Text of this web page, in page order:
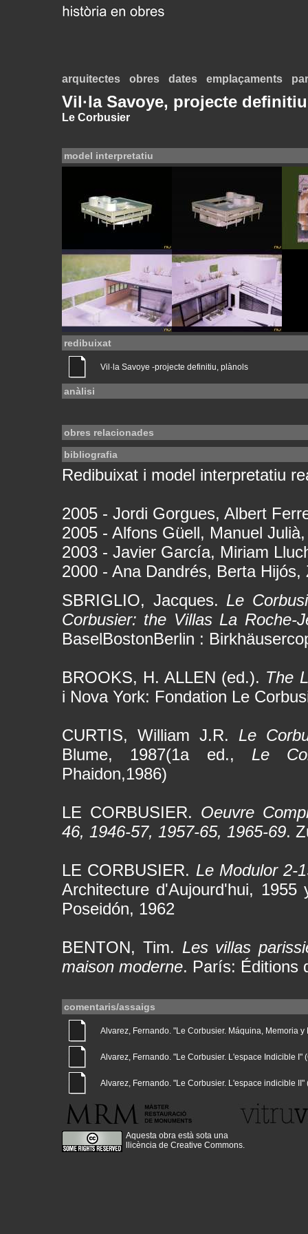
arquitectes obres dates emplaçaments
Vil·la Savoye, projecte definitiu
Le Corbusier
model interpretatiu
redibuixat
Vil·la Savoye -projecte definitiu, plànols
anàlisi
obres relacionades
bibliografia
Redibuixat i model interpretatiu
2005 - Jordi Gorgues, Albert
2005 - Alfons Güell, Manuel
2003 - Javier García, Miriam
2000 - Ana Dandrés, Berta Hijós,
SBRIGLIO, Jacques. Le
Corbusier: the Villas La Roche-
BaselBostonBerlin :
BROOKS, H. ALLEN (ed.). The
i Nova York: Fondation Le
CURTIS, William J.R. Le
Blume, 1987(1a ed., Le
Phaidon,1986)
LE CORBUSIER. Oeuvre
46, 1946-57, 1957-65, 1965-69.
LE CORBUSIER. Le Modulor 2-
Architecture d'Aujourd'hui,
Poseidón, 1962
BENTON, Tim. Les villas
maison moderne. París: Éditions
comentaris/assaigs
Alvarez, Fernando. "Le Corbusier. Máquina, Memoria
Alvarez, Fernando. "Le Corbusier. L'espace Indicible
Alvarez, Fernando. "Le Corbusier. L'espace indicible
Aquesta obra està sota una
llicència de Creative Commons.